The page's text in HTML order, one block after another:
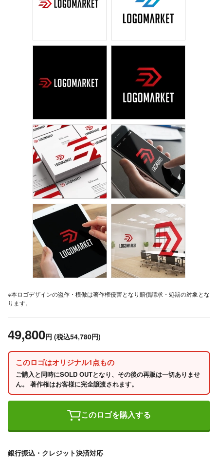
※本ロゴデザインの盗作・模倣は著作権侵害となり賠償請求・処罰の対象とな
ります。
49,800円 (税込54,780円)
このロゴはオリジナル1点もの
ご購入と同時にSOLD OUTとなり、その後の再販は一切ありませ
ん。 著作権はお客様に完全譲渡されます。
このロゴを購入する
銀行振込・クレジット決済対応